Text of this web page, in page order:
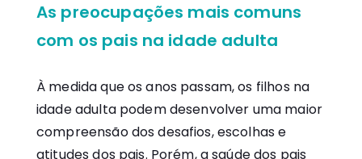
As preocupações mais comuns
com os pais na idade adulta
À medida que os anos passam, os filhos na
idade adulta podem desenvolver uma maior
compreensão dos desafios, escolhas e
atitudes dos pais. Porém, a saúde dos pais